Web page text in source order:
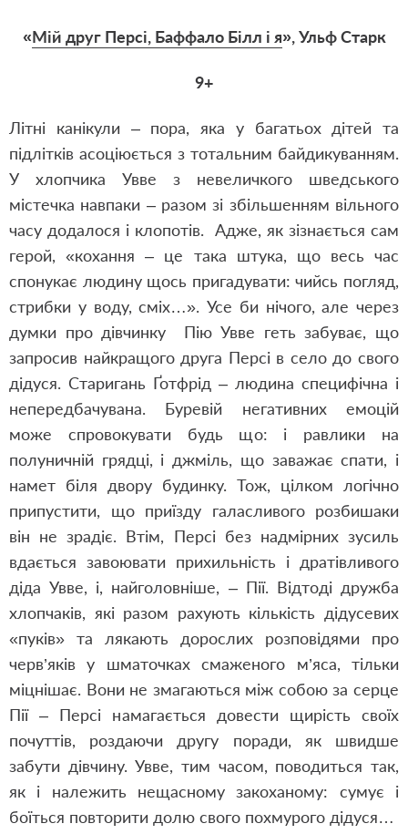
«Мій друг Персі, Баффало Білл і я», Ульф Старк
9+
Літні канікули – пора, яка у багатьох дітей та
підлітків асоціюється з тотальним байдикуванням.
У хлопчика Увве з невеличкого шведського
містечка навпаки – разом зі збільшенням вільного
часу додалося і клопотів. Адже, як зізнається сам
герой, «кохання – це така штука, що весь час
спонукає людину щось пригадувати: чийсь погляд,
стрибки у воду, сміх…». Усе би нічого, але через
думки про дівчинку Пію Увве геть забуває, що
запросив найкращого друга Персі в село до свого
дідуся. Старигань Ґотфрід – людина специфічна і
непередбачувана. Буревій негативних емоцій
може спровокувати будь що: і равлики на
полуничній грядці, і джміль, що заважає спати, і
намет біля двору будинку. Тож, цілком логічно
припустити, що приїзду галасливого розбишаки
він не зрадіє. Втім, Персі без надмірних зусиль
вдається завоювати прихильність і дратівливого
діда Увве, і, найголовніше, – Пії. Відтоді дружба
хлопчаків, які разом рахують кількість дідусевих
«пуків» та лякають дорослих розповідями про
черв’яків у шматочках смаженого м’яса, тільки
міцнішає. Вони не змагаються між собою за серце
Пії – Персі намагається довести щирість своїх
почуттів, роздаючи другу поради, як швидше
забути дівчину. Увве, тим часом, поводиться так,
як і належить нещасному закоханому: сумує і
боїться повторити долю свого похмурого дідуся…